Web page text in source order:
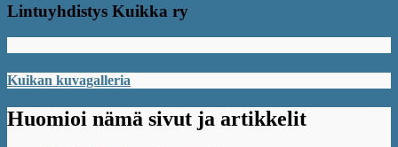
Lintuyhdistys Kuikka ry
Kuikan kuvagalleria
Huomioi nämä sivut ja artikkelit